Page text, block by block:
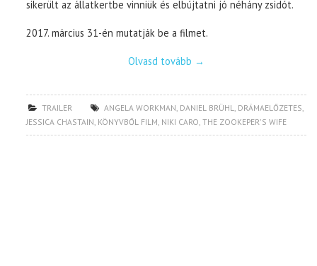
sikerült az állatkertbe vinniük és elbújtatni jó néhány zsidót.
2017. március 31-én mutatják be a filmet.
Olvasd tovább →
TRAILER ANGELA WORKMAN, DANIEL BRÜHL, DRÁMAELŐZETES,
JESSICA CHASTAIN, KÖNYVBŐL FILM, NIKI CARO,THE ZOOKEPER'S WIFE